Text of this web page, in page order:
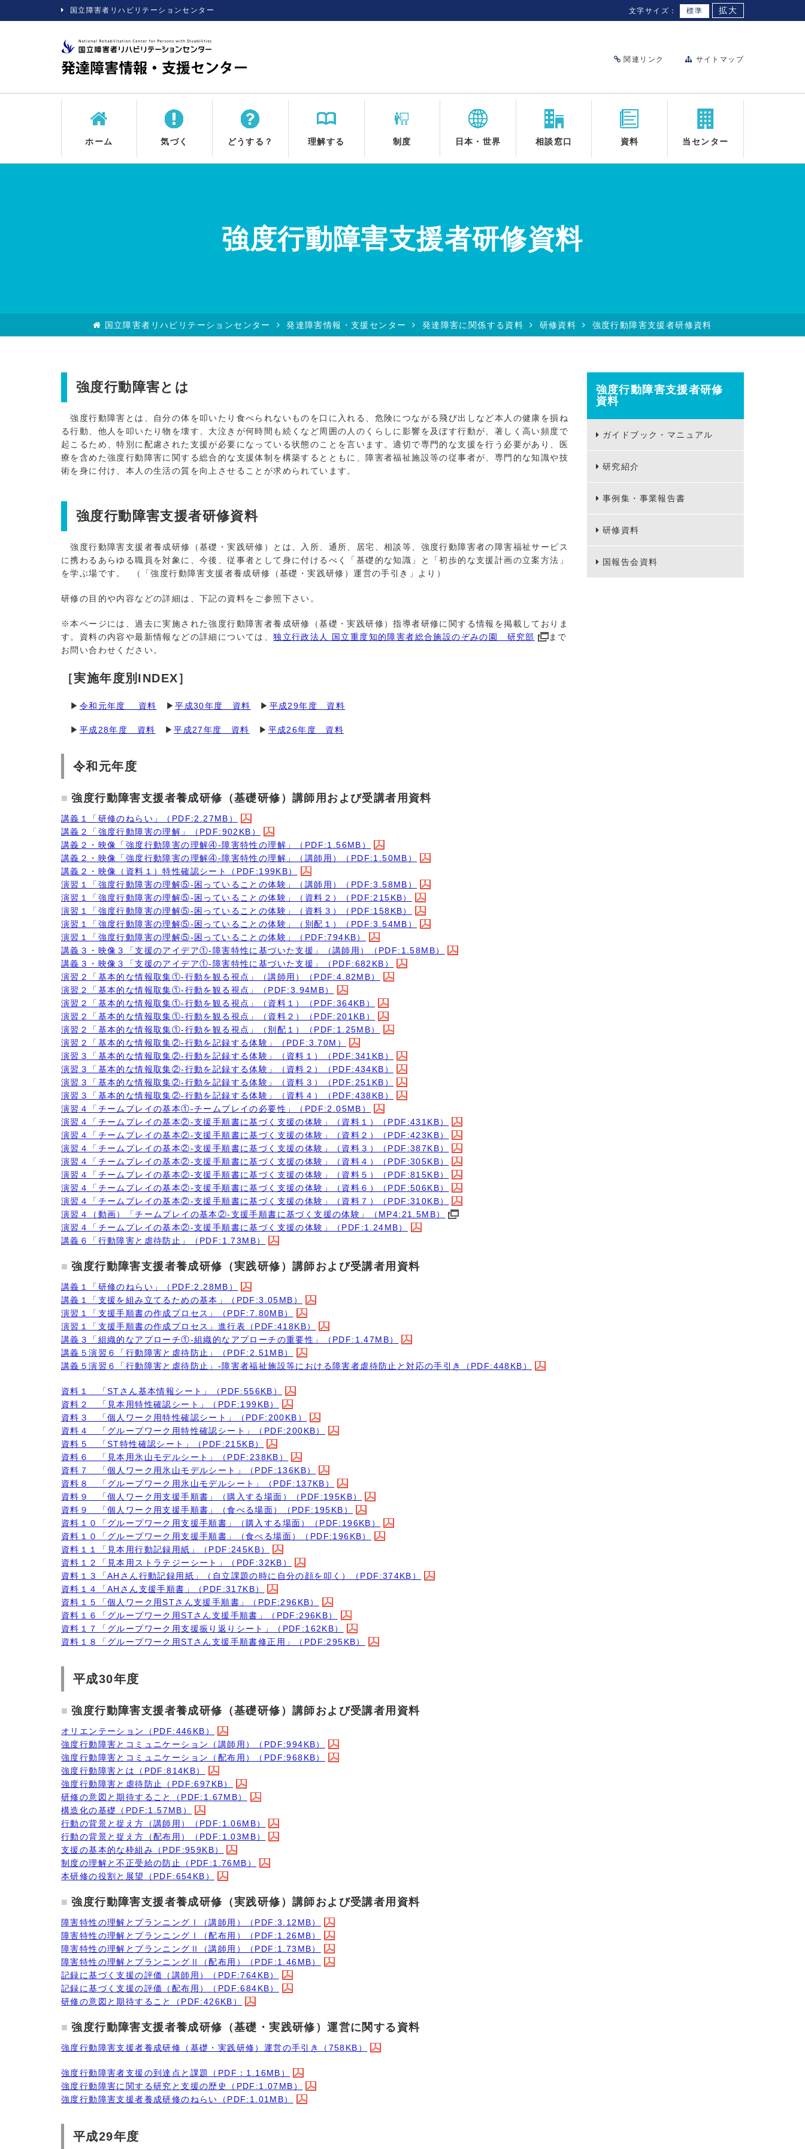
国立障害者リハビリテーションセンター 文字サイズ： 標準 拡大
関連リンク サイトマップ
ホーム 気づく どうする？ 理解する 制度 日本・世界 相談窓口 資料 当センター
強度行動障害支援者研修資料
国立障害者リハビリテーションセンター 発達障害情報・支援センター 発達障害に関係する資料 研修資料 強度行動障害支援者研修資料
強度行動障害とは
強度行動障害とは、自分の体を叩いたり食べられないものを口に入れる、危険につながる飛び出しなど本人の健康を損ね
る行動、他人を叩いたり物を壊す、大泣きが何時間も続くなど周囲の人のくらしに影響を及ぼす行動が、著しく高い頻度で
起こるため、特別に配慮された支援が必要になっている状態のことを言います。適切で専門的な支援を行う必要があり、医
療を含めた強度行動障害に関する総合的な支援体制を構築するとともに、障害者福祉施設等の従事者が、専門的な知識や技
術を身に付け、本人の生活の質を向上させることが求められています。
強度行動障害支援者研修資料
強度行動障害支援者養成研修（基礎・実践研修）とは、入所、通所、居宅、相談等、強度行動障害者の障害福祉サービス
に携わるあらゆる職員を対象に、今後、従事者として身に付けるべく「基礎的な知識」と「初歩的な支援計画の立案方法」
を学ぶ場です。 （「強度行動障害支援者養成研修（基礎・実践研修）運営の手引き」より）
研修の目的や内容などの詳細は、下記の資料をご参照下さい。
※本ページには、過去に実施された強度行動障害者養成研修（基礎・実践研修）指導者研修に関する情報を掲載しておりま
す。資料の内容や最新情報などの詳細については、独立行政法人 国立重度知的障害者総合施設のぞみの園 研究部
まで
お問い合わせください。
［実施年度別INDEX］
▶ 令和元年度 資料 ▶平成30年度 資料 ▶ 平成29年度 資料
▶ 平成28年度 資料 ▶平成27年度 資料 ▶ 平成26年度 資料
令和元年度
強度行動障害支援者養成研修（基礎研修）講師用および受講者用資料
講義１「研修のねらい」（PDF:2.27MB）
講義２「強度行動障害の理解」（PDF:902KB）
講義２・映像「強度行動障害の理解④-障害特性の理解」（PDF:1.56MB）
講義２・映像「強度行動障害の理解④-障害特性の理解」（講師用）（PDF:1.50MB）
講義２・映像（資料１）特性確認シート（PDF:199KB）
演習１「強度行動障害の理解⑤-困っていることの体験」（講師用）（PDF:3.58MB）
演習１「強度行動障害の理解⑤-困っていることの体験」（資料２）（PDF:215KB）
演習１「強度行動障害の理解⑤-困っていることの体験」（資料３）（PDF:158KB）
演習１「強度行動障害の理解⑤-困っていることの体験」（別配１）（PDF:3.54MB）
演習１「強度行動障害の理解⑤-困っていることの体験」（PDF:794KB）
講義３・映像３「支援のアイデア①-障害特性に基づいた支援」（講師用）（PDF:1.58MB）
講義３・映像３「支援のアイデア①-障害特性に基づいた支援」（PDF:682KB）
演習２「基本的な情報取集①-行動を観る視点」（講師用）（PDF:4.82MB）
演習２「基本的な情報取集①-行動を観る視点」（PDF:3.94MB）
演習２「基本的な情報取集①-行動を観る視点」（資料１）（PDF:364KB）
演習２「基本的な情報取集①-行動を観る視点」（資料２）（PDF:201KB）
演習２「基本的な情報取集①-行動を観る視点」（別配１）（PDF:1.25MB）
演習２「基本的な情報取集②-行動を記録する体験」（PDF:3.70M）
演習３「基本的な情報取集②-行動を記録する体験」（資料１）（PDF:341KB）
演習３「基本的な情報取集②-行動を記録する体験」（資料２）（PDF:434KB）
演習３「基本的な情報取集②-行動を記録する体験」（資料３）（PDF:251KB）
演習３「基本的な情報取集②-行動を記録する体験」（資料４）（PDF:438KB）
演習４「チームプレイの基本①-チームプレイの必要性」（PDF:2.05MB）
演習４「チームプレイの基本②-支援手順書に基づく支援の体験」（資料１）（PDF:431KB）
演習４「チームプレイの基本②-支援手順書に基づく支援の体験」（資料２）（PDF:423KB）
演習４「チームプレイの基本②-支援手順書に基づく支援の体験」（資料３）（PDF:387KB）
演習４「チームプレイの基本②-支援手順書に基づく支援の体験」（資料４）（PDF:305KB）
演習４「チームプレイの基本②-支援手順書に基づく支援の体験」（資料５）（PDF:815KB）
演習４「チームプレイの基本②-支援手順書に基づく支援の体験」（資料６）（PDF:506KB）
演習４「チームプレイの基本②-支援手順書に基づく支援の体験」（資料７）（PDF:310KB）
演習４（動画）「チームプレイの基本②-支援手順書に基づく支援の体験」（MP4:21.5MB）
演習４「チームプレイの基本②-支援手順書に基づく支援の体験」（PDF:1.24MB）
講義６「行動障害と虐待防止」（PDF:1.73MB）
強度行動障害支援者養成研修（実践研修）講師および受講者用資料
講義１「研修のねらい」（PDF:2.28MB）
講義１「支援を組み立てるための基本」（PDF:3.05MB）
演習１「支援手順書の作成プロセス」（PDF:7.80MB）
演習１「支援手順書の作成プロセス」進行表（PDF:418KB）
講義３「組織的なアプローチ①-組織的なアプローチの重要性」（PDF:1.47MB）
講義５演習６「行動障害と虐待防止」（PDF:2.51MB）
講義５演習６「行動障害と虐待防止」-障害者福祉施設等における障害者虐待防止と対応の手引き（PDF:448KB）
資料１ 「STさん基本情報シート」（PDF:556KB）
資料２ 「見本用特性確認シート」（PDF:199KB）
資料３ 「個人ワーク用特性確認シート」（PDF:200KB）
資料４ 「グループワーク用特性確認シート」（PDF:200KB）
資料５ 「ST特性確認シート」（PDF:215KB）
資料６ 「見本用氷山モデルシート」（PDF:238KB）
資料７ 「個人ワーク用氷山モデルシート」（PDF:136KB）
資料８ 「グループワーク用氷山モデルシート」（PDF:137KB）
資料９ 「個人ワーク用支援手順書」（購入する場面）（PDF:195KB）
資料９ 「個人ワーク用支援手順書」（食べる場面）（PDF:195KB）
資料１０「グループワーク用支援手順書」（購入する場面）（PDF:196KB）
資料１０「グループワーク用支援手順書」（食べる場面）（PDF:196KB）
資料１１「見本用行動記録用紙」（PDF:245KB）
資料１２「見本用ストラテジーシート」（PDF:32KB）
資料１３「AHさん行動記録用紙」（自立課題の時に自分の顔を叩く）（PDF:374KB）
資料１４「AHさん支援手順書」（PDF:317KB）
資料１５「個人ワーク用STさん支援手順書」（PDF:296KB）
資料１６「グループワーク用STさん支援手順書」（PDF:296KB）
資料１７「グループワーク用支援振り返りシート」（PDF:162KB）
資料１８「グループワーク用STさん支援手順書修正用」（PDF:295KB）
平成30年度
強度行動障害支援者養成研修（基礎研修）講師および受講者用資料
オリエンテーション（PDF:446KB）
強度行動障害とコミュニケーション（講師用）（PDF:994KB）
強度行動障害とコミュニケーション（配布用）（PDF:968KB）
強度行動障害とは（PDF:814KB）
強度行動障害と虐待防止（PDF:697KB）
研修の意図と期待すること（PDF:1.67MB）
構造化の基礎（PDF:1.57MB）
行動の背景と捉え方（講師用）（PDF:1.06MB）
行動の背景と捉え方（配布用）（PDF:1.03MB）
支援の基本的な枠組み（PDF:959KB）
制度の理解と不正受給の防止（PDF:1.76MB）
本研修の役割と展望（PDF:654KB）
強度行動障害支援者養成研修（実践研修）講師および受講者用資料
障害特性の理解とプランニングⅠ（講師用）（PDF:3.12MB）
障害特性の理解とプランニングⅠ（配布用）（PDF:1.26MB）
障害特性の理解とプランニングⅡ（講師用）（PDF:1.73MB）
障害特性の理解とプランニングⅡ（配布用）（PDF:1.46MB）
記録に基づく支援の評価（講師用）（PDF:764KB）
記録に基づく支援の評価（配布用）（PDF:684KB）
研修の意図と期待すること（PDF:426KB）
強度行動障害支援者養成研修（基礎・実践研修）運営に関する資料
強度行動障害支援者養成研修（基礎・実践研修）運営の手引き（758KB）
強度行動障害者支援の到達点と課題（PDF：1.16MB）
強度行動障害に関する研究と支援の歴史（PDF:1.07MB）
強度行動障害支援者養成研修のねらい（PDF:1.01MB）
平成29年度
強度行動障害支援者研修
資料
ガイドブック・マニュアル
研究紹介
事例集・事業報告書
研修資料
国報告会資料